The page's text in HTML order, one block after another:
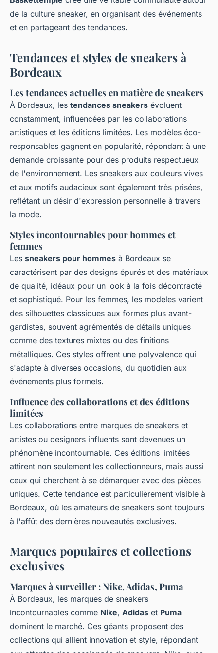
de la culture sneaker, en organisant des événements
et en partageant des tendances.
Tendances et styles de sneakers à
Bordeaux
Les tendances actuelles en matière de sneakers
À Bordeaux, les tendances sneakers évoluent
constamment, influencées par les collaborations
artistiques et les éditions limitées. Les modèles éco-
responsables gagnent en popularité, répondant à une
demande croissante pour des produits respectueux
de l'environnement. Les sneakers aux couleurs vives
et aux motifs audacieux sont également très prisées,
reflétant un désir d'expression personnelle à travers
la mode.
Styles incontournables pour hommes et
femmes
Les sneakers pour hommes à Bordeaux se
caractérisent par des designs épurés et des matériaux
de qualité, idéaux pour un look à la fois décontracté
et sophistiqué. Pour les femmes, les modèles varient
des silhouettes classiques aux formes plus avant-
gardistes, souvent agrémentés de détails uniques
comme des textures mixtes ou des finitions
métalliques. Ces styles offrent une polyvalence qui
s'adapte à diverses occasions, du quotidien aux
événements plus formels.
Influence des collaborations et des éditions
limitées
Les collaborations entre marques de sneakers et
artistes ou designers influents sont devenues un
phénomène incontournable. Ces éditions limitées
attirent non seulement les collectionneurs, mais aussi
ceux qui cherchent à se démarquer avec des pièces
uniques. Cette tendance est particulièrement visible à
Bordeaux, où les amateurs de sneakers sont toujours
à l'affût des dernières nouveautés exclusives.
Marques populaires et collections
exclusives
Marques à surveiller : Nike, Adidas, Puma
À Bordeaux, les marques de sneakers
incontournables comme Nike, Adidas et Puma
dominent le marché. Ces géants proposent des
collections qui allient innovation et style, répondant